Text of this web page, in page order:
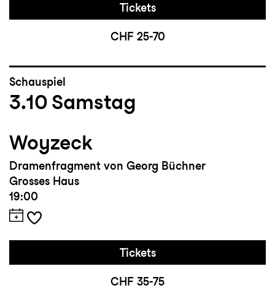
Tickets
CHF 25-70
Schauspiel
3.10 Samstag
Woyzeck
Dramenfragment von Georg Büchner
Grosses Haus
19:00
Tickets
CHF 35-75